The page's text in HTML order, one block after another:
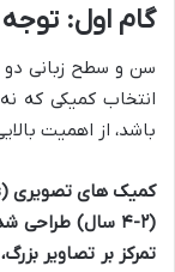
گام اول:
سن و سطح زبانی دو
انتخاب کمیکی که
باشد، از اهمیت
کمیک های تصویری (Picture Comics):
(۲-۴ سال)
تمرکز بر تصاویر